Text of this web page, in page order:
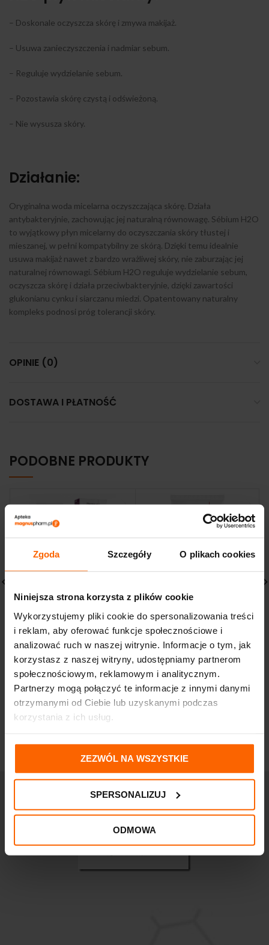
Zgoda Szczegóły O plikach cookies
Niniejsza strona korzysta z plików cookie
Wykorzystujemy pliki cookie do spersonalizowania treści
i reklam, aby oferować funkcje społecznościowe i
analizować ruch w naszej witrynie. Informacje o tym, jak
korzystasz z naszej witryny, udostępniamy partnerom
społecznościowym, reklamowym i analitycznym.
Partnerzy mogą połączyć te informacje z innymi danymi
otrzymanymi od Ciebie lub uzyskanymi podczas
korzystania z ich usług.
ZEZWÓL NA WSZYSTKIE
SPERSONALIZUJ
ODMOWA
– Doskonale oczyszcza skórę i zmywa makijaż.
– Usuwa zanieczyszczenia i nadmiar sebum.
– Reguluje wydzielanie sebum.
– Pozostawia skórę czystą i odświeżoną.
– Nie wysusza skóry.
Działanie:
Oryginalna woda micelarna oczyszczająca skórę. Działa
antybakteryjnie, zachowując jej naturalną równowagę. Sébium H2O
to wyjątkowy płyn micelarny do oczyszczania skóry tłustej i
mieszanej, w pełni kompatybilny ze skórą. Dzięki temu idealnie
usuwa makijaż nawet z bardzo wrażliwej skóry, nie zaburzając jej
naturalnej równowagi. Sébium H2O reguluje wydzielanie sebum,
oczyszcza skórę i działa przeciwbakteryjnie, dzięki zawartości
glukonianu cynku i siarczanu miedzi. Opatentowany naturalny
kompleks podnosi próg tolerancji skóry.
OPINIE (0)
DOSTAWA I PŁATNOŚĆ
PODOBNE PRODUKTY
Pharmaceris G
Regenovum 100 ml
preparat ochronny
32,38zł
PHARMACERIS M
FOLIACTI KREM
ZAPOBIEGAJĄCY
ROZSTĘPOM
53,80zł